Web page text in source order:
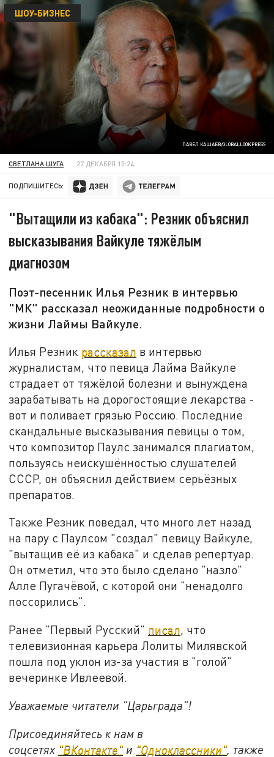
ПАВЕЛ КАШАЕВ/GLOBALLOOKPRESS
ШОУ-БИЗНЕС
СВЕТЛАНА ШУГА 27 ДЕКАБРЯ 15:24
ПОДПИШИТЕСЬ:
"Вытащили из кабака": Резник объяснил
высказывания Вайкуле тяжёлым
диагнозом
Поэт-песенник Илья Резник в интервью
"МК" рассказал неожиданные подробности о
жизни Лаймы Вайкуле.
Илья Резник рассказал в интервью
журналистам, что певица Лайма Вайкуле
страдает от тяжёлой болезни и вынуждена
зарабатывать на дорогостоящие лекарства -
вот и поливает грязью Россию. Последние
скандальные высказывания певицы о том,
что композитор Паулс занимался плагиатом,
пользуясь неискушённостью слушателей
СССР, он объяснил действием серьёзных
препаратов.
Также Резник поведал, что много лет назад
на пару с Паулсом "создал" певицу Вайкуле,
"вытащив её из кабака" и сделав репертуар.
Он отметил, что это было сделано "назло"
Алле Пугачёвой, с которой они "ненадолго
поссорились".
Ранее "Первый Русский" писал, что
телевизионная карьера Лолиты Милявской
пошла под уклон из-за участия в "голой"
вечеринке Ивлеевой.
Уважаемые читатели "Царьграда"!
Присоединяйтесь к нам в
соцсетях "ВКонтакте" и "Одноклассники" , также